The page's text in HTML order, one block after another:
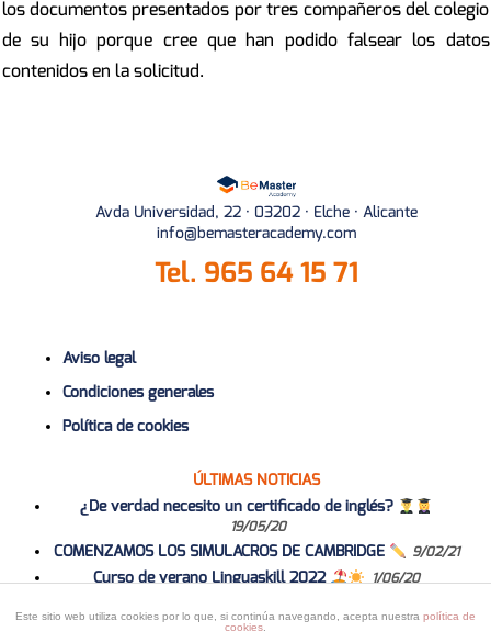
los documentos presentados por tres compañeros del colegio
de su hijo porque cree que han podido falsear los datos
contenidos en la solicitud.
Este sitio web utiliza cookies por lo que, si continúa navegando, acepta nuestra política de
cookies
Avda Universidad, 22 · 03202 · Elche · Alicante
info@bemasteracademy.com
Tel. 965 64 15 71
Aviso legal
Condiciones generales
Política de cookies
ÚLTIMAS NOTICIAS
¿De verdad necesito un certificado de inglés?
19/05/20
COMENZAMOS LOS SIMULACROS DE CAMBRIDGE 9/02/21
Curso de verano Linguaskill 2022 1/06/20